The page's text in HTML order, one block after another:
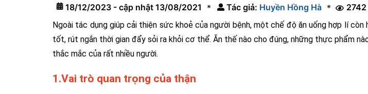
18/12/2023 - cập nhật 13/08/2021 * Tác giả: Huyền Hồng Hà *
Ngoài tác dụng giúp cải thiện sức khoẻ của người bệnh, một chế độ ăn uống hợp lí
tốt, rút ngắn thời gian đẩy sỏi ra khỏi cơ thể. Ăn thế nào cho đúng, những thực phẩm
thắc mắc của rất nhiều người.
1.Vai trò quan trọng của thận